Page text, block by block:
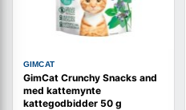
GIMCAT
GimCat Crunchy Snacks and
med kattemynte
kattegodbidder 50 g